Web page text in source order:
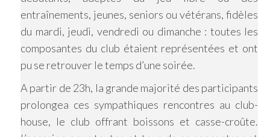
entraînements, jeunes, seniors ou vétérans, fidèles
du mardi, jeudi, vendredi ou dimanche : toutes les
composantes du club étaient représentées et ont
pu se retrouver le temps d’une soirée.
A partir de 23h, la grande majorité des participants
prolongea ces sympathiques rencontres au club-
house, le club offrant boissons et casse-croûte.